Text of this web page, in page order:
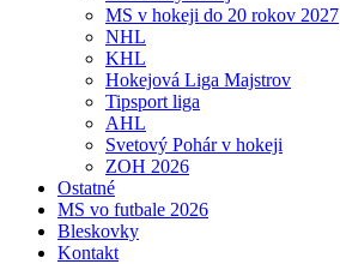
MS v hokeji do 20 rokov 2027
NHL
KHL
Hokejová Liga Majstrov
Tipsport liga
AHL
Svetový Pohár v hokeji
ZOH 2026
Ostatné
MS vo futbale 2026
Bleskovky
Kontakt